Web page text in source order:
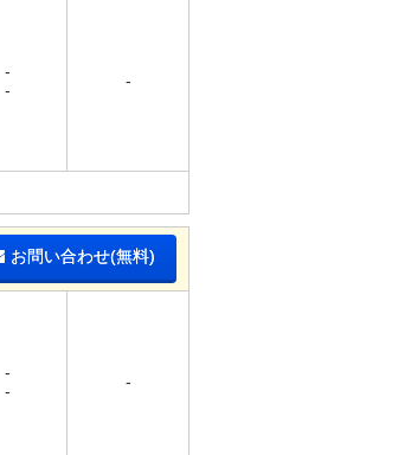
-
-
-
お問い合わせ(無料)
-
-
-